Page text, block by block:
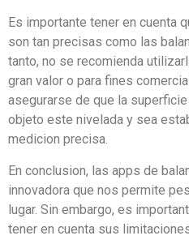
Es importante tener en cuenta
son tan precisas como las
tanto, no se recomienda
gran valor o para fines
asegurarse de que la
objeto este nivelada y sea
medicion precisa.
En conclusion, las apps de
innovadora que nos permite
lugar. Sin embargo, es
tener en cuenta sus